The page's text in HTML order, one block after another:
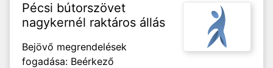
Pécsi bútorszövet
nagykernél raktáros állás
Bejövő megrendelések
fogadása: Beérkező